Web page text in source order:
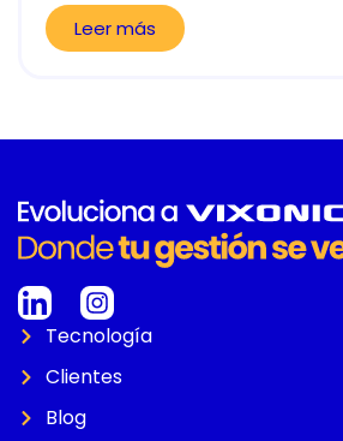
Leer más
Tecnología
Clientes
Blog